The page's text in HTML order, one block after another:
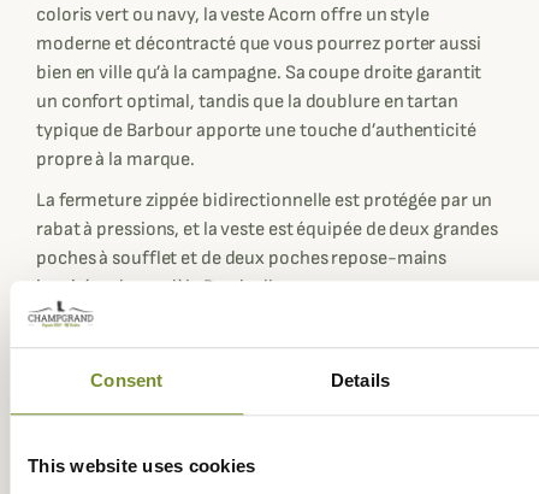
Consent Details
This website uses cookies
coloris vert ou navy, la veste Acorn offre un style
moderne et décontracté que vous pourrez porter aussi
bien en ville qu’à la campagne. Sa coupe droite garantit
un confort optimal, tandis que la doublure en tartan
typique de Barbour apporte une touche d’authenticité
propre à la marque.
La fermeture zippée bidirectionnelle est protégée par un
rabat à pressions, et la veste est équipée de deux grandes
poches à soufflet et de deux poches repose-mains
inspirées du modèle Beadnell.
La capuche Lightweight assortie vient compléter ce pack
intempéries. Sa construction légère et sa coupe
généreuse permettent de la porter facilement par-
la visibilité même en cas de mauvais temps, offrant un